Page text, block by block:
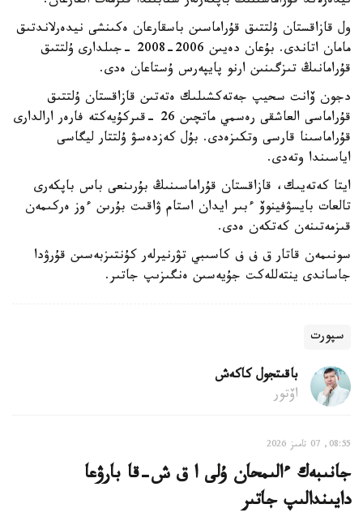
ول قازاقستان ۇلتتىق قۇراماسىن باسقارعان ەكىنشى نيدەرلاندتىق
مامان اتاندى. بۇعان دەيىن 2006-2008 -جىلدارى ۇلتتىق
قۇرامانىڭ تىزگىنىن ارنو پايپەرس ۇستاعان ەدى.
دجون ۆانت سحيپ جەتەكشىلىك ەتەتىن قازاقستان ۇلتتىق
قۇراماسى العاشقى رەسمي ماتچىن 26 -قىركۇيەكتە فارەر ارالدارى
قۇراماسىنا قارسى وتكىزەدى. بۇل كەزدەسۋ ۇلتتار ليگاسى
اياسىندا وتەدى.
ايتا كەتەيىك، قازاقستان قۇراماسىنىڭ بۇرىنعى باس باپكەرى
تالعات بايسۋفينوۆ ءبىر ايدان استام ۋاقىت بۇرىن ءوز ەركىمەن
قىزمەتىنەن كەتكەن ەدى.
سونىمەن قاتار ق ف ف كاسىبي تۋرنيرلەر كۇنتىزبەسىن قۇرۋدا
جاساندى ينتەللەكت جۇيەسىن ەنگىزىپ جاتىر.
سپورت
باقىتجول كاكەش
اۆتور
08:55, 07 تامىز 2026
جانىبەك ءالىمحان ۇلى ا ق ش-قا بارۋعا
دايىندالىپ جاتىر